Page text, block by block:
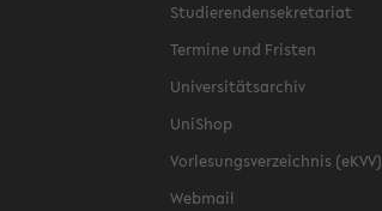
Studierendensekretariat
Termine und Fristen
Universitätsarchiv
UniShop
Vorlesungsverzeichnis (eKVV)
Webmail